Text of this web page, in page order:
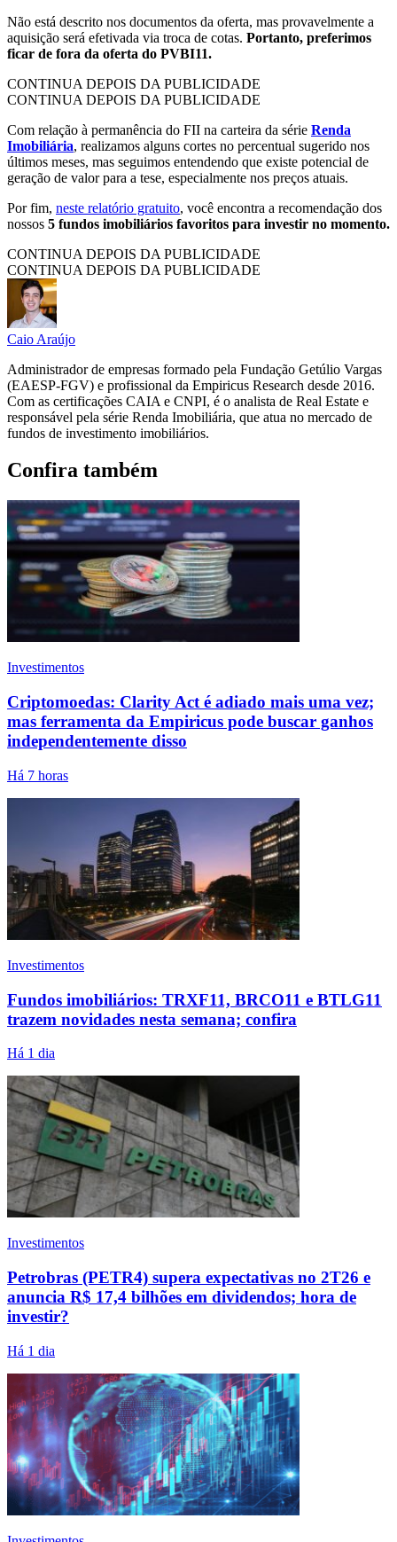
Não está descrito nos documentos da oferta, mas provavelmente a
aquisição será efetivada via troca de cotas. Portanto, preferimos
ficar de fora da oferta do PVBI11.
CONTINUA DEPOIS DA PUBLICIDADE
CONTINUA DEPOIS DA PUBLICIDADE
Com relação à permanência do FII na carteira da série Renda
Imobiliária, realizamos alguns cortes no percentual sugerido nos
últimos meses, mas seguimos entendendo que existe potencial de
geração de valor para a tese, especialmente nos preços atuais.
Por fim, neste relatório gratuito, você encontra a recomendação dos
nossos 5 fundos imobiliários favoritos para investir no momento.
CONTINUA DEPOIS DA PUBLICIDADE
CONTINUA DEPOIS DA PUBLICIDADE
Caio Araújo
Administrador de empresas formado pela Fundação Getúlio Vargas
(EAESP-FGV) e profissional da Empiricus Research desde 2016.
Com as certificações CAIA e CNPI, é o analista de Real Estate e
responsável pela série Renda Imobiliária, que atua no mercado de
fundos de investimento imobiliários.
Confira também
Investimentos
Criptomoedas: Clarity Act é adiado mais uma vez;
mas ferramenta da Empiricus pode buscar ganhos
independentemente disso
Há 7 horas
Investimentos
Fundos imobiliários: TRXF11, BRCO11 e BTLG11
trazem novidades nesta semana; confira
Há 1 dia
Investimentos
Petrobras (PETR4) supera expectativas no 2T26 e
anuncia R$ 17,4 bilhões em dividendos; hora de
investir?
Há 1 dia